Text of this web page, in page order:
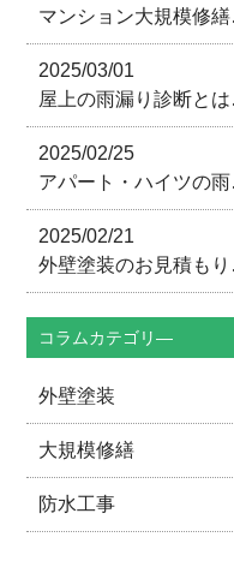
マンション大規模修
2025/03/01
屋上の雨漏り診断と
2025/02/25
アパート・ハイツの
2025/02/21
外壁塗装のお見積も
コラムカテゴリ―
外壁塗装
大規模修繕
防水工事